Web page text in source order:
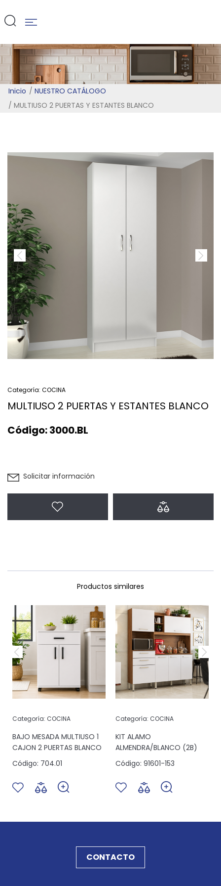
Inicio
NUESTRO CATÁLOGO
MULTIUSO 2 PUERTAS Y ESTANTES BLANCO
Categoría: COCINA
MULTIUSO 2 PUERTAS Y ESTANTES BLANCO
Código:3000.BL
Solicitar información
Productos similares
Categoría: COCINA
BAJO MESADA MULTIUSO 1
CAJON 2 PUERTAS BLANCO
Código: 704.01
Categoría: COCINA
KIT ALAMO
ALMENDRA/BLANCO (2B)
Código: 91601-153
CONTACTO